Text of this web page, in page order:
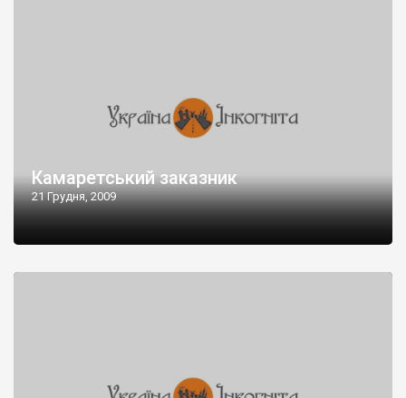
Камаретський заказник
21 Грудня, 2009